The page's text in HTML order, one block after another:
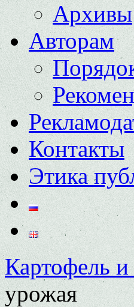
Архивы
Авторам
Контакты
Этика
Картофель
урожая